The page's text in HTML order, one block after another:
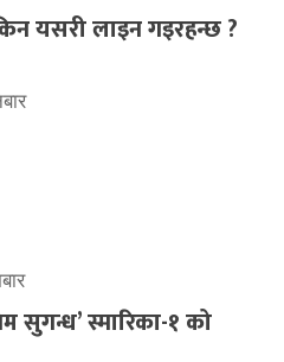
यसरी लाइन गइरहन्छ ?
सुगन्ध’ स्मारिका-१ को